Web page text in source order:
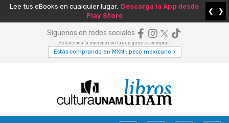
Lee tus eBooks en cualquier lugar. Descarga la App desde
Play Store
❮ ❯
Síguenos en redes sociales
Selecciona la moneda con la que quieres comprar:
Estás comprando en MXN : peso mexicano ▾